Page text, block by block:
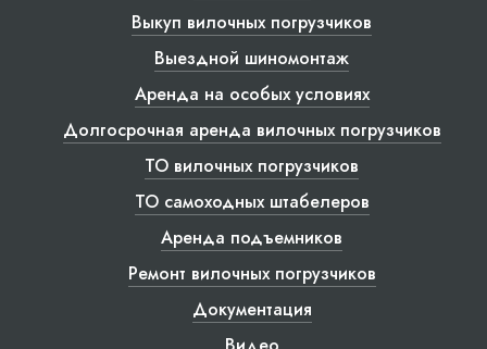
Выкуп вилочных погрузчиков
Выездной шиномонтаж
Аренда на особых условиях
Долгосрочная аренда вилочных погрузчиков
ТО вилочных погрузчиков
ТО самоходных штабелеров
Аренда подъемников
Ремонт вилочных погрузчиков
Документация